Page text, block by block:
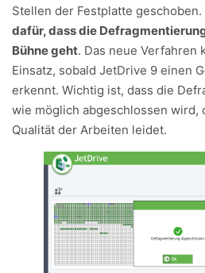
Stellen der Festplatte geschoben.
dafür, dass die
Bühne geht. Das neue Verfahren
Einsatz, sobald JetDrive 9 einen
erkennt. Wichtig ist, dass die
wie möglich abgeschlossen wird,
Qualität der Arbeiten leidet.